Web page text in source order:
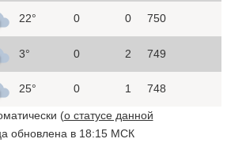
22° 0 0 750
3° 0 2 749
25° 0 1 748
(о статусе данной
обновлена в 18:15 МСК